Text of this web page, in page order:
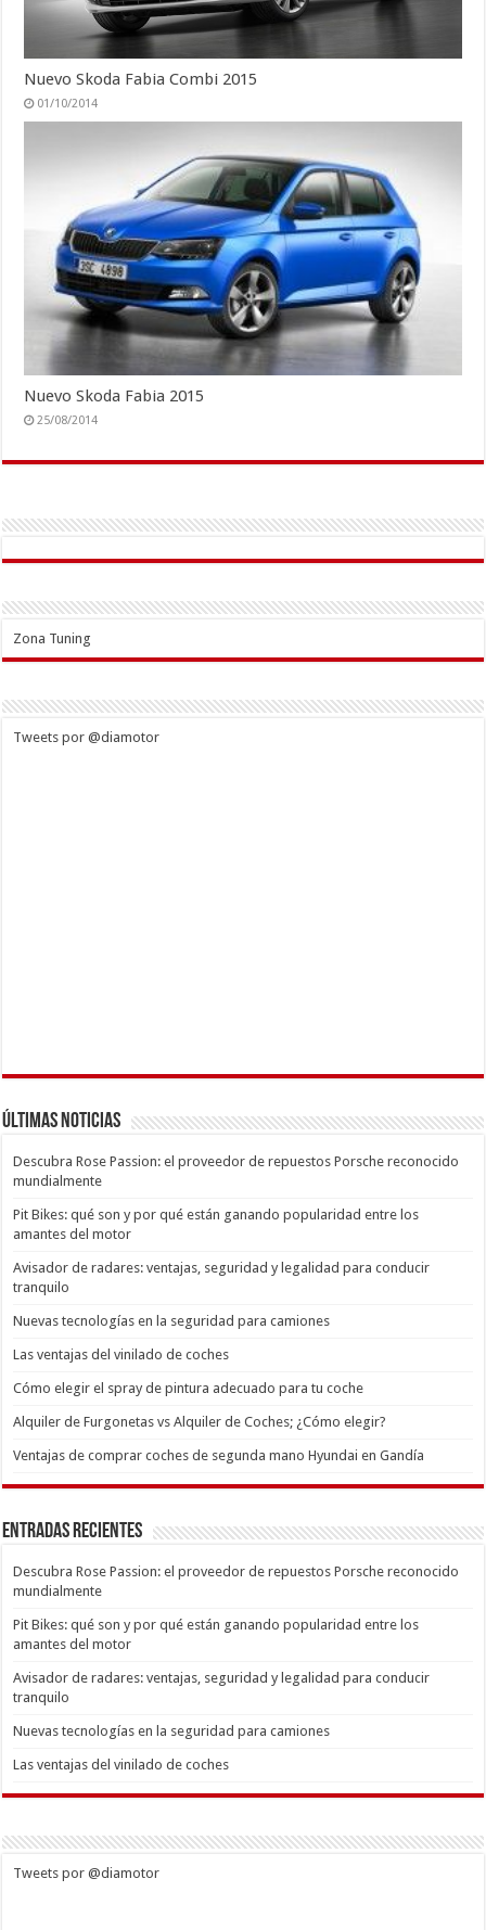
Nuevo Skoda Fabia Combi 2015
01/10/2014
Nuevo Skoda Fabia 2015
25/08/2014
Zona Tuning
Tweets por @diamotor
Últimas Noticias
Descubra Rose Passion: el proveedor de repuestos Porsche reconocido
mundialmente
Pit Bikes: qué son y por qué están ganando popularidad entre los
amantes del motor
Avisador de radares: ventajas, seguridad y legalidad para conducir
tranquilo
Nuevas tecnologías en la seguridad para camiones
Las ventajas del vinilado de coches
Cómo elegir el spray de pintura adecuado para tu coche
Alquiler de Furgonetas vs Alquiler de Coches; ¿Cómo elegir?
Ventajas de comprar coches de segunda mano Hyundai en Gandía
Entradas recientes
Descubra Rose Passion: el proveedor de repuestos Porsche reconocido
mundialmente
Pit Bikes: qué son y por qué están ganando popularidad entre los
amantes del motor
Avisador de radares: ventajas, seguridad y legalidad para conducir
tranquilo
Nuevas tecnologías en la seguridad para camiones
Las ventajas del vinilado de coches
Tweets por @diamotor